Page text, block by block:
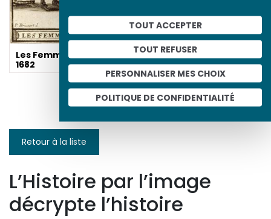
TOUT ACCEPTER
TOUT REFUSER
PERSONNALISER MES CHOIX
POLITIQUE DE CONFIDENTIALITÉ
Les Femmes savantes,
1682
Portrait du duc de
Villars
Retour à la liste
L’Histoire par l’image
décrypte l’histoire